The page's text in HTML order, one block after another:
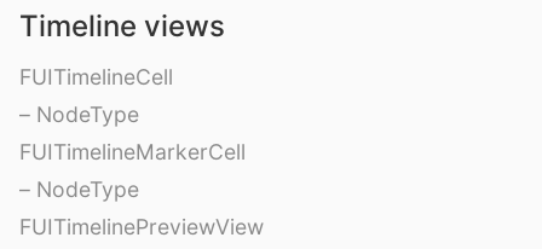
Timeline views
FUITimelineCell
– NodeType
FUITimelineMarkerCell
– NodeType
FUITimelinePreviewView